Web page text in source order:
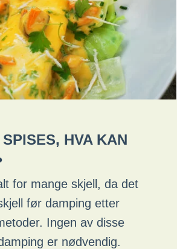
HVA KAN
for mange skjell, da det
før damping etter
Ingen av disse
er nødvendig.